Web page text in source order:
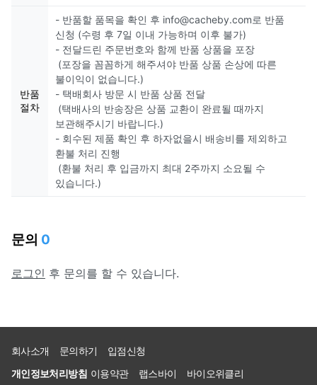
반품
절차
- 반품할 품목을 확인 후 info@cacheby.com로 반품
신청 (수령 후 7일 이내 가능하며 이후 불가)
- 전달드린 주문번호와 함께 반품 상품을 포장
(포장을 꼼꼼하게 해주셔야 반품 상품 손상에 따른
불이익이 없습니다.)
- 택배회사 방문 시 반품 상품 전달
(택배사의 반송장은 상품 교환이 완료될 때까지
보관해주시기 바랍니다.)
- 회수된 제품 확인 후 하자없을시 배송비를 제외하고
환불 처리 진행
(환불 처리 후 입금까지 최대 2주까지 소요될 수
있습니다.)
문의 0
로그인 후 문의를 할 수 있습니다.
회사소개 문의하기
입점신청
개인정보처리방침 이용약관 랩스바이 바이오위클리